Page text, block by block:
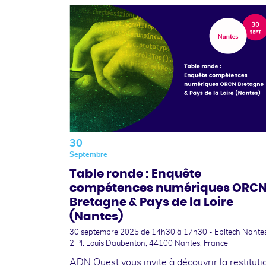
30
Septembre
Table ronde : Enquête
compétences numériques ORCN
Bretagne & Pays de la Loire
(Nantes)
30 septembre 2025 de 14h30 à 17h30 - Epitech
2 Pl. Louis Daubenton, 44100 Nantes, France
ADN Ouest vous invite à découvrir la